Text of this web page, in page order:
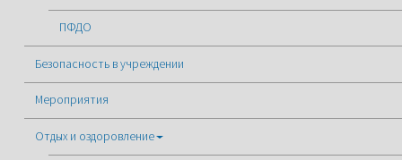
ПФДО
Безопасность в учреждении
Мероприятия
Отдых и оздоровление